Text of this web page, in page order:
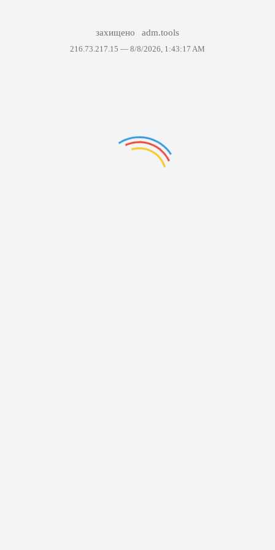
захищено adm.tools
216.73.217.15 — 8/8/2026, 1:43:17 AM